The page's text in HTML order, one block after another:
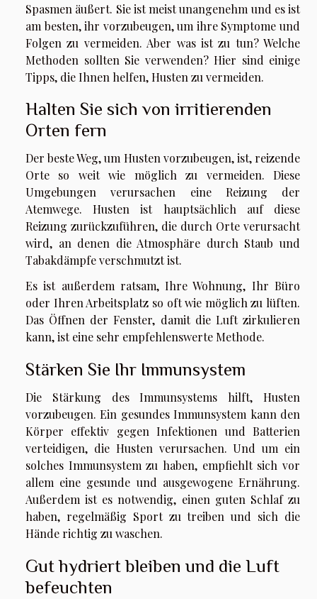
Spasmen äußert. Sie ist meist unangenehm und es ist
am besten, ihr vorzubeugen, um ihre Symptome und
Folgen zu vermeiden. Aber was ist zu tun? Welche
Methoden sollten Sie verwenden? Hier sind einige
Tipps, die Ihnen helfen, Husten zu vermeiden.
Halten Sie sich von irritierenden
Orten fern
Der beste Weg, um Husten vorzubeugen, ist, reizende
Orte so weit wie möglich zu vermeiden. Diese
Umgebungen verursachen eine Reizung der
Atemwege. Husten ist hauptsächlich auf diese
Reizung zurückzuführen, die durch Orte verursacht
wird, an denen die Atmosphäre durch Staub und
Tabakdämpfe verschmutzt ist.
Es ist außerdem ratsam, Ihre Wohnung, Ihr Büro
oder Ihren Arbeitsplatz so oft wie möglich zu lüften.
Das Öffnen der Fenster, damit die Luft zirkulieren
kann, ist eine sehr empfehlenswerte Methode.
Stärken Sie Ihr Immunsystem
Die Stärkung des Immunsystems hilft, Husten
vorzubeugen. Ein gesundes Immunsystem kann den
Körper effektiv gegen Infektionen und Batterien
verteidigen, die Husten verursachen. Und um ein
solches Immunsystem zu haben, empfiehlt sich vor
allem eine gesunde und ausgewogene Ernährung.
Außerdem ist es notwendig, einen guten Schlaf zu
haben, regelmäßig Sport zu treiben und sich die
Hände richtig zu waschen.
Gut hydriert bleiben und die Luft
befeuchten